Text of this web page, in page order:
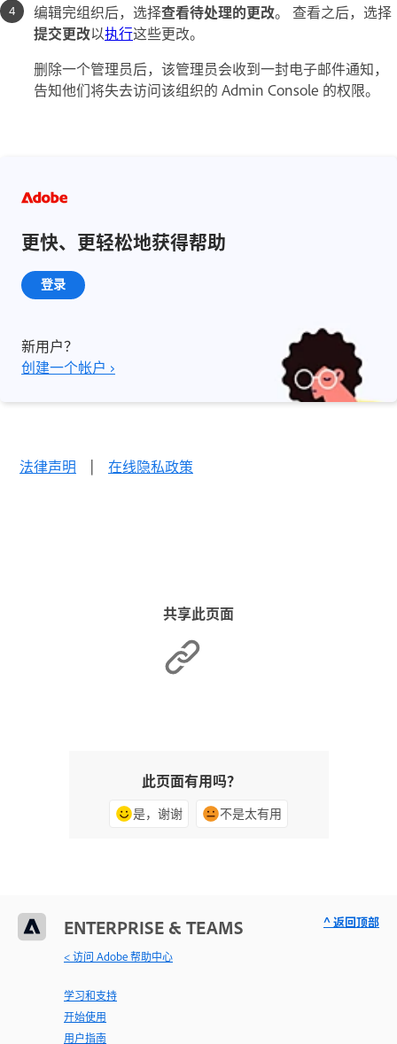
编辑完组织后，选择查看待处理的更改。 查看之后，选择
提交更改以执行这些更改。
删除一个管理员后，该管理员会收到一封电子邮件通知，
告知他们将失去访问该组织的 Admin Console 的权限。
更快、更轻松地获得帮助
登录
新用户？
创建一个帐户 ›
法律声明 | 在线隐私政策
共享此页面
此页面有用吗？
是，谢谢 不是太有用
ENTERPRISE & TEAMS
< 访问 Adobe 帮助中心
学习和支持
开始使用
用户指南
^ 返回顶部